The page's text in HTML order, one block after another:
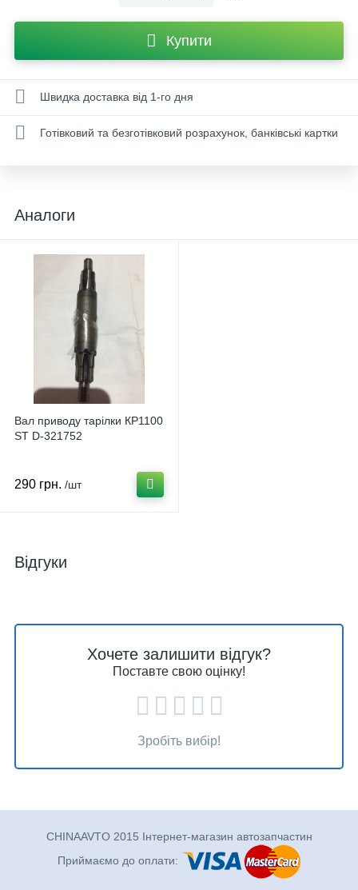
Купити
Швидка доставка від 1-го дня
Готівковий та безготівковий розрахунок, банківські картки
Аналоги
Вал приводу тарілки КР1100
ST D-321752
290 грн. /шт
Відгуки
Хочете залишити відгук?
Поставте свою оцінку!
Зробіть вибір!
CHINAAVTO 2015 Інтернет-магазин автозапчастин
Приймаємо до оплати: